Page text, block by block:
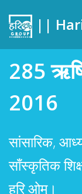
||
285
2016
सांसारिक,
साँस्कृतिक
हरि ओम्।